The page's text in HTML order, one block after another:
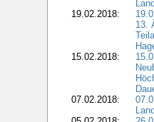
19.02.2018:
13.
15.02.2018:
07.02.2018: